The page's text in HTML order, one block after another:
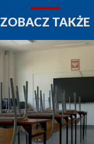
ZOBACZ TAKŻE